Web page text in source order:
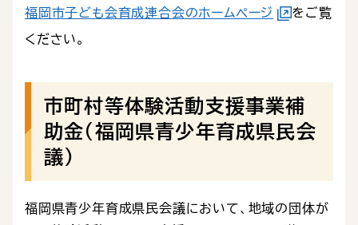
福岡市子ども会育成連合会のホームページ
をご覧
ください。
市町村等体験活動支援事業補
助金（福岡県青少年育成県民会
議）
福岡県青少年育成県民会議において、地域の団体が